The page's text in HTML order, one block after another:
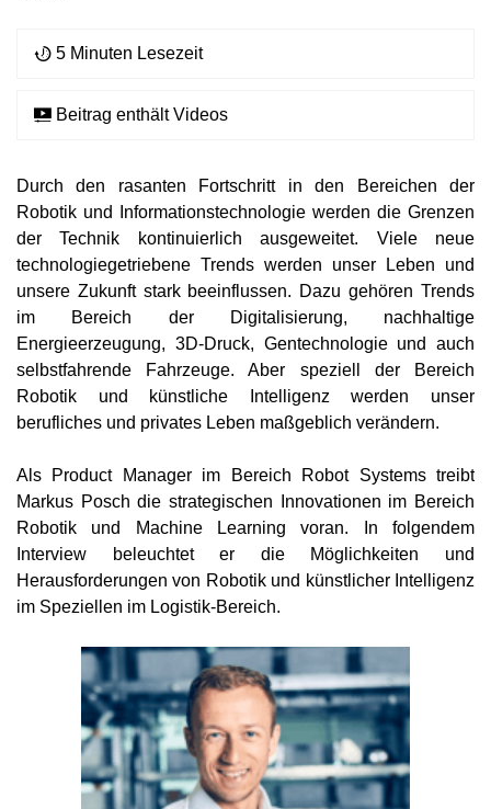
5 Minuten Lesezeit
Beitrag enthält Videos
Durch den rasanten Fortschritt in den Bereichen der
Robotik und Informationstechnologie werden die Grenzen
der Technik kontinuierlich ausgeweitet. Viele neue
technologiegetriebene Trends werden unser Leben und
unsere Zukunft stark beeinflussen. Dazu gehören Trends
im Bereich der Digitalisierung, nachhaltige
Energieerzeugung, 3D-Druck, Gentechnologie und auch
selbstfahrende Fahrzeuge. Aber speziell der Bereich
Robotik und künstliche Intelligenz werden unser
berufliches und privates Leben maßgeblich verändern.
Als Product Manager im Bereich Robot Systems treibt
Markus Posch die strategischen Innovationen im Bereich
Robotik und Machine Learning voran. In folgendem
Interview beleuchtet er die Möglichkeiten und
Herausforderungen von Robotik und künstlicher Intelligenz
im Speziellen im Logistik-Bereich.